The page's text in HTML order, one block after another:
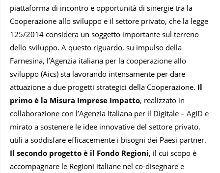
piattaforma di incontro e opportunità di sinergie tra la
Cooperazione allo sviluppo e il settore privato, che la legge
125/2014 considera un soggetto importante sul terreno
dello sviluppo. A questo riguardo, su impulso della
Farnesina, l’Agenzia italiana per la cooperazione allo
sviluppo (Aics) sta lavorando intensamente per dare
attuazione a due progetti strategici della Cooperazione. Il
primo è la Misura Imprese Impatto, realizzato in
collaborazione con l’Agenzia Italiana per il Digitale – AgID e
mirato a sostenere le idee innovative del settore privato,
utili a soddisfare efficacemente i bisogni dei Paesi partner.
Il secondo progetto è il Fondo Regioni, il cui scopo è
accompagnare le Regioni italiane nel co-disegnare e